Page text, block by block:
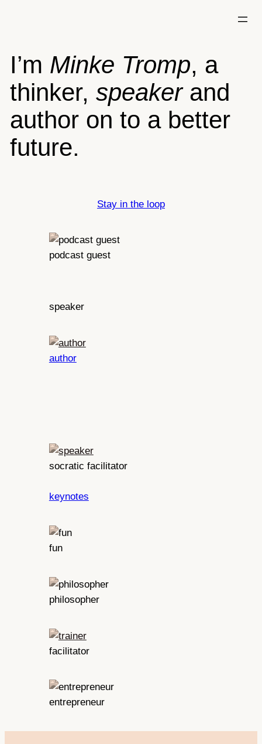
I’m Minke Tromp, a
thinker, speakerand
author on to a better
future.
Stay in the loop
podcast guest
speaker
author
socratic facilitator
keynotes
fun
philosopher
facilitator
entrepreneur